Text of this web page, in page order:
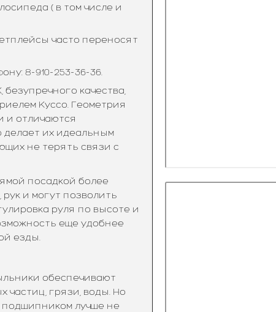
( в том числе и
часто переносят
8-910-253-36-36.
качества,
Куссо. Геометрия
и отличаются
их идеальным
не терять связи с
посадкой более
и могут позволить
руля по высоте и
еще удобнее
езды.
обеспечивают
грязи, воды. Но
лучше не